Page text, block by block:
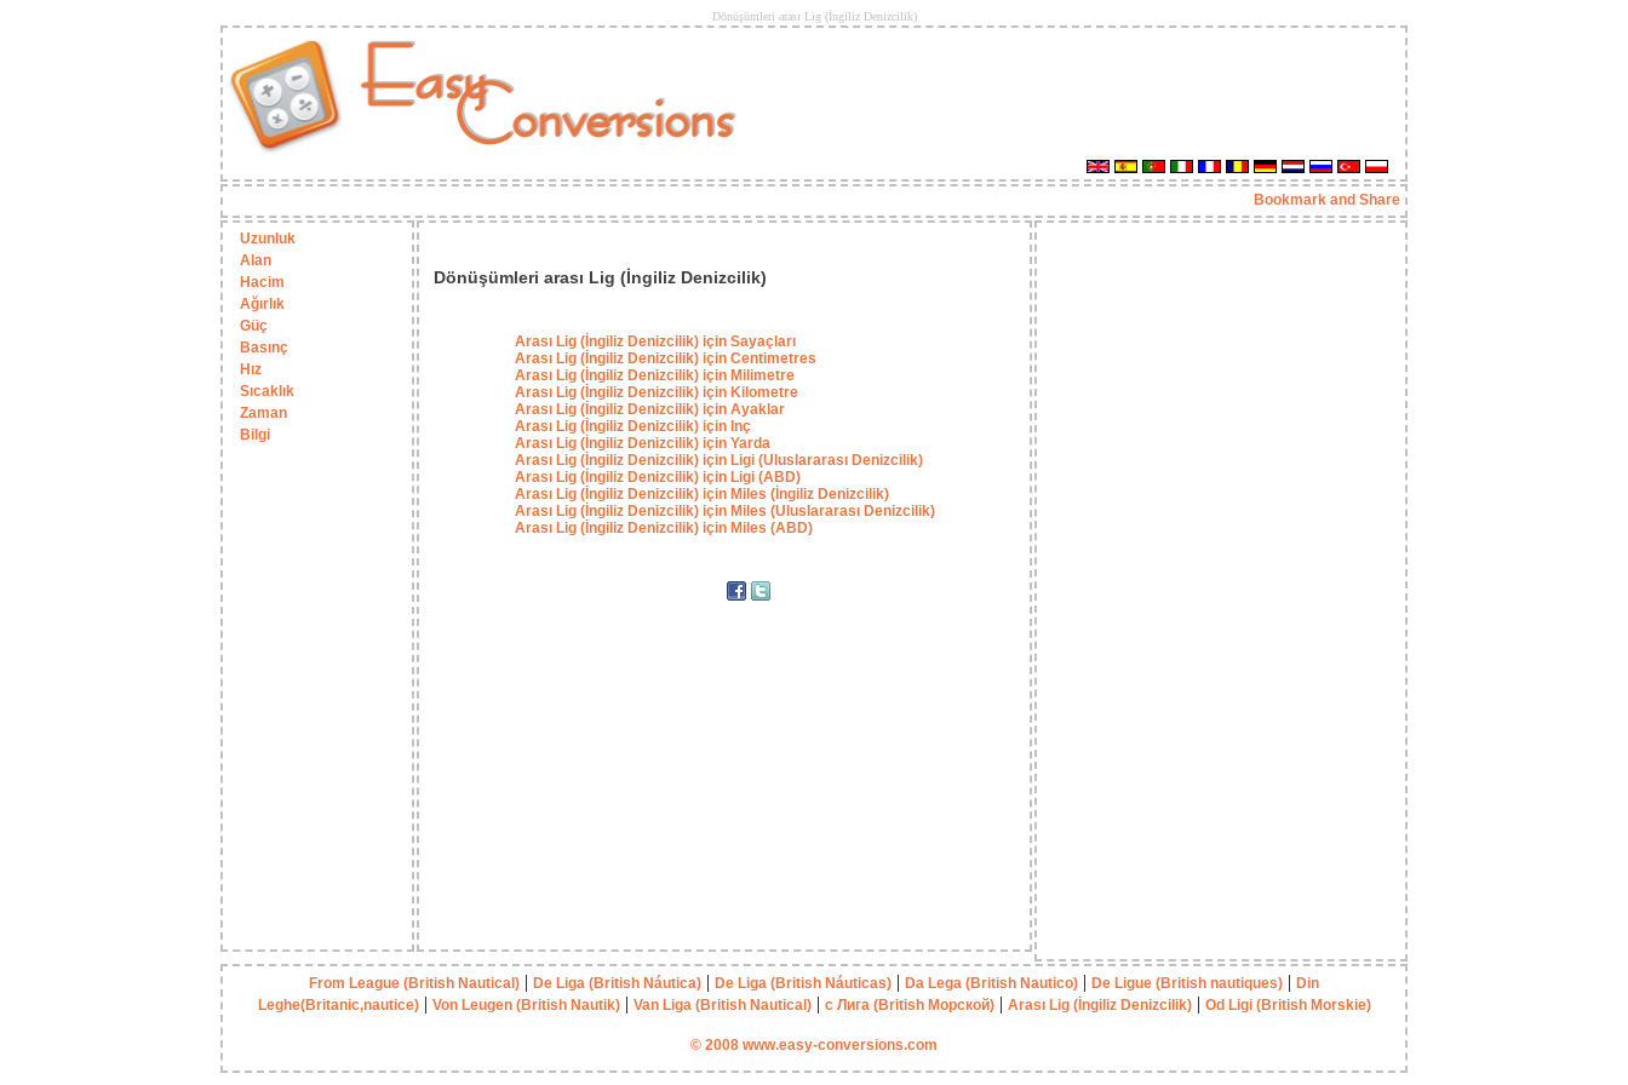
Dönüşümleri arası Lig (İngiliz Denizcilik)
Uzunluk
Alan
Hacim
Ağırlık
Güç
Basınç
Hız
Sıcaklık
Zaman
Bilgi
Dönüşümleri arası Lig (İngiliz Denizcilik)
Arası Lig (İngiliz Denizcilik) için Sayaçları
Arası Lig (İngiliz Denizcilik) için Centimetres
Arası Lig (İngiliz Denizcilik) için Milimetre
Arası Lig (İngiliz Denizcilik) için Kilometre
Arası Lig (İngiliz Denizcilik) için Ayaklar
Arası Lig (İngiliz Denizcilik) için Inç
Arası Lig (İngiliz Denizcilik) için Yarda
Arası Lig (İngiliz Denizcilik) için Ligi (Uluslararası Denizcilik)
Arası Lig (İngiliz Denizcilik) için Ligi (ABD)
Arası Lig (İngiliz Denizcilik) için Miles (İngiliz Denizcilik)
Arası Lig (İngiliz Denizcilik) için Miles (Uluslararası Denizcilik)
Arası Lig (İngiliz Denizcilik) için Miles (ABD)
From League (British Nautical) De Liga (British Náutica) De Liga (British Náuticas) Da Lega (British Nautico) De Ligue (British nautiques)
Din
Leghe(Britanic,nautice)| Von Leugen (British Nautik)| Van Liga (British Nautical)| с Лига (British Морской)| Arası Lig (İngiliz Denizcilik)| Od Ligi (British Morskie)
© 2008 www.easy-conversions.com